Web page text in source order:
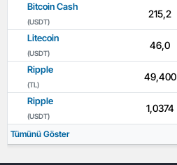
Bitcoin Cash
(USDT)
215,2
Litecoin
(USDT)
46,0
Ripple
(TL)
49,400
Ripple
(USDT)
1,0374
Tümünü Göster